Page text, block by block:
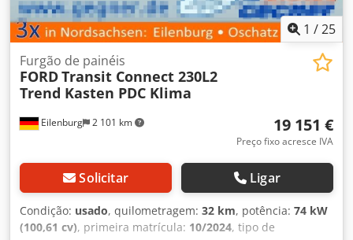
1 /25
Eilenburg 2 101 km
Furgão de painéis
FORDTransit Connect 230L2
Trend Kasten PDC Klima
19 151 €
Preço fixo acresce IVA
Solicitar Ligar
Condição: usado, quilometragem: 32 km, potência: 74 kW
(100,61 cv), primeira matrícula: 10/2024, tipo de